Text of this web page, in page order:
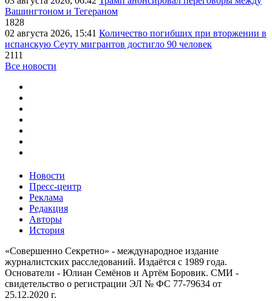
Вашингтоном и Тегераном
1828
02 августа 2026, 15:41 Количество погибших при вторжении в
испанскую Сеуту мигрантов достигло 90 человек
2111
Все новости
Новости
Пресс-центр
Реклама
Редакция
Авторы
История
«Совершенно Секретно» - международное издание
журналистских расследований. Издаётся с 1989 года.
Основатели - Юлиан Семёнов и Артём Боровик. CМИ -
свидетельство о регистрации ЭЛ № ФС 77-79634 от
25.12.2020 г.